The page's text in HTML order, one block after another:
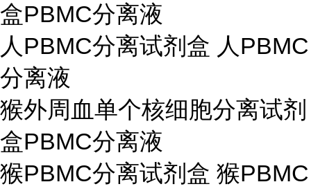
盒PBMC分离液
人PBMC分离试剂盒 人PBMC
分离液
猴外周血单个核细胞分离试剂
盒PBMC分离液
猴PBMC分离试剂盒 猴PBMC